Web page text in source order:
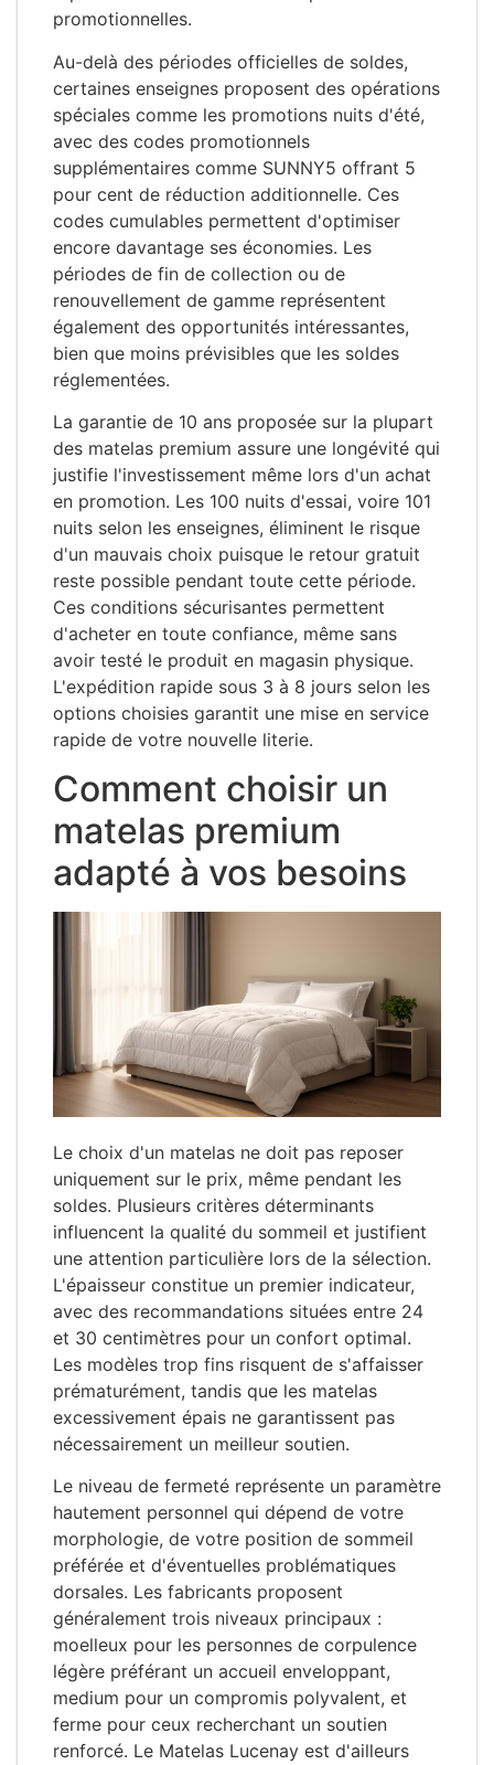
promotionnelles.
Au-delà des périodes officielles de soldes,
certaines enseignes proposent des opérations
spéciales comme les promotions nuits d'été,
avec des codes promotionnels
supplémentaires comme SUNNY5 offrant 5
pour cent de réduction additionnelle. Ces
codes cumulables permettent d'optimiser
encore davantage ses économies. Les
périodes de fin de collection ou de
renouvellement de gamme représentent
également des opportunités intéressantes,
bien que moins prévisibles que les soldes
réglementées.
La garantie de 10 ans proposée sur la plupart
des matelas premium assure une longévité qui
justifie l'investissement même lors d'un achat
en promotion. Les 100 nuits d'essai, voire 101
nuits selon les enseignes, éliminent le risque
d'un mauvais choix puisque le retour gratuit
reste possible pendant toute cette période.
Ces conditions sécurisantes permettent
d'acheter en toute confiance, même sans
avoir testé le produit en magasin physique.
L'expédition rapide sous 3 à 8 jours selon les
options choisies garantit une mise en service
rapide de votre nouvelle literie.
Comment choisir un
matelas premium
adapté à vos besoins
Le choix d'un matelas ne doit pas reposer
uniquement sur le prix, même pendant les
soldes. Plusieurs critères déterminants
influencent la qualité du sommeil et justifient
une attention particulière lors de la sélection.
L'épaisseur constitue un premier indicateur,
avec des recommandations situées entre 24
et 30 centimètres pour un confort optimal.
Les modèles trop fins risquent de s'affaisser
prématurément, tandis que les matelas
excessivement épais ne garantissent pas
nécessairement un meilleur soutien.
Le niveau de fermeté représente un paramètre
hautement personnel qui dépend de votre
morphologie, de votre position de sommeil
préférée et d'éventuelles problématiques
dorsales. Les fabricants proposent
généralement trois niveaux principaux :
moelleux pour les personnes de corpulence
légère préférant un accueil enveloppant,
medium pour un compromis polyvalent, et
ferme pour ceux recherchant un soutien
renforcé. Le Matelas Lucenay est d'ailleurs